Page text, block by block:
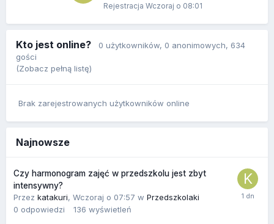
Rejestracja Wczoraj o 08:01
Kto jest online? 0 użytkowników, 0 anonimowych, 634
gości
(Zobacz pełną listę)
Brak zarejestrowanych użytkowników online
Najnowsze
Czy harmonogram zajęć w przedszkolu jest zbyt
intensywny?
Przez katakuri, Wczoraj o 07:57 w Przedszkolaki
0 odpowiedzi 136 wyświetleń